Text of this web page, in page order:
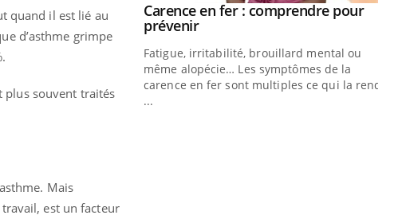
quand il est lié au
d’asthme grimpe
plus souvent traités
Mais
est un facteur
des Mains :
Youtube
sont faciles à aborder...
d'un proche c'est
Youtube
Carence en fer : comprendre pour
prévenirYoutube
Fatigue, irritabilité, brouillard mental ou
même alopécie… Les symptômes de la
carence en fer sont multiples ce qui la rend
...